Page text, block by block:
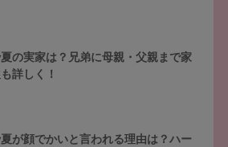
の実家は？兄弟に母親・父親まで家
詳しく！
が顔でかいと言われる理由は？ハー